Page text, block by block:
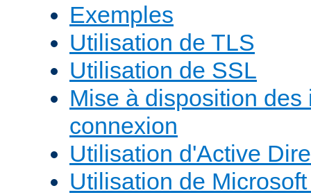
Exemples
Utilisation de TLS
Utilisation de SSL
Mise à disposition des
connexion
Utilisation d'Active
Utilisation de